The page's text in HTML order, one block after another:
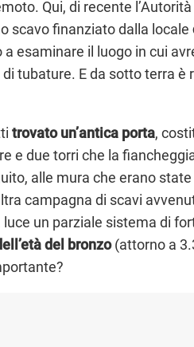
Qui, di recente
scavo finanziato dalla locale
a esaminare il luogo in cui
tubature. E da sotto terra è
trovato un’antica porta,
e due torri che la
alle mura che erano
campagna di scavi
un parziale sistema di
del bronzo(attorno a